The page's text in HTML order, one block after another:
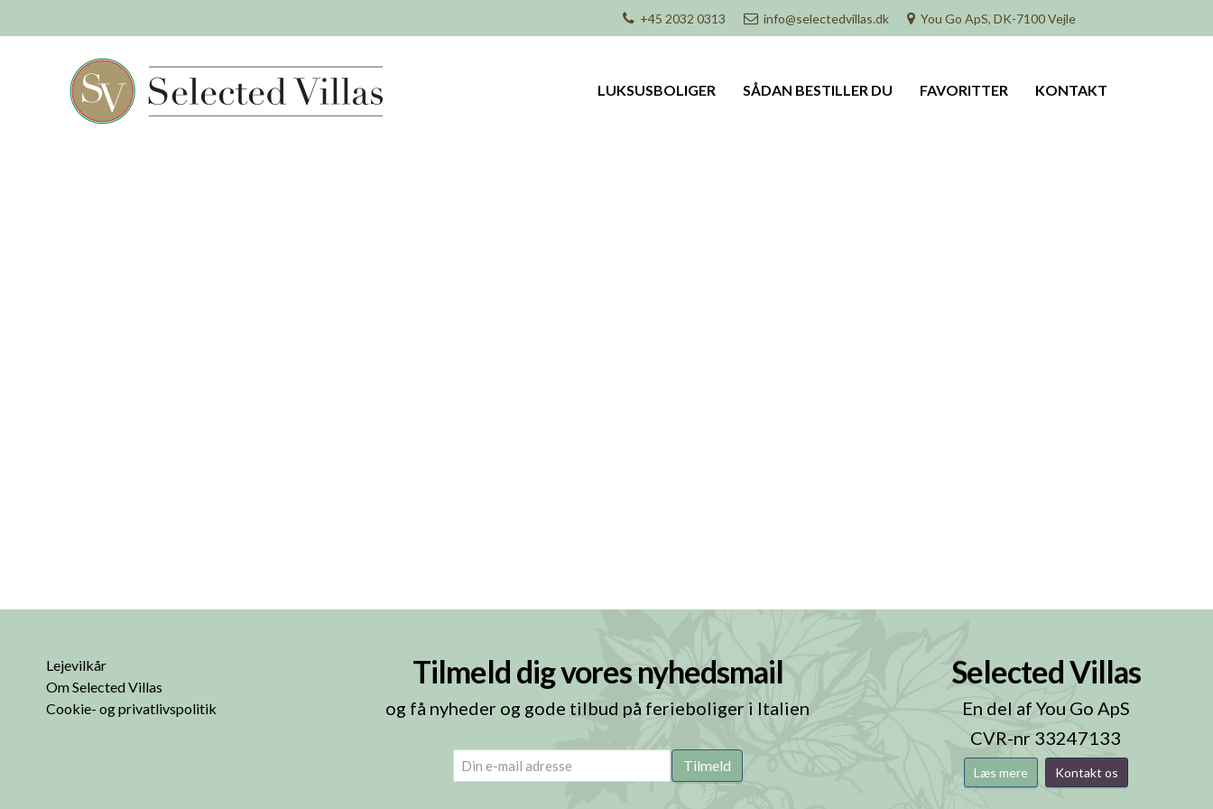
+45 2032 0313 info@selectedvillas.dk You Go ApS, DK-7100 Vejle
LUKSUSBOLIGER SÅDAN BESTILLER DU FAVORITTER KONTAKT
Lejevilkår
Om Selected Villas
Cookie- og privatlivspolitik
Tilmeld dig vores nyhedsmail
og få nyheder og gode tilbud på ferieboliger i Italien
email (Påkrævet) Tilmeld
Selected Villas
En del af You Go ApS
CVR-nr 33247133
Læs mere Kontakt os